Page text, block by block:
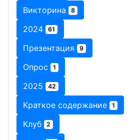
Викторина 8
2024 61
Презентация 9
Опрос 1
2025 42
Краткое содержание 1
Клуб 2